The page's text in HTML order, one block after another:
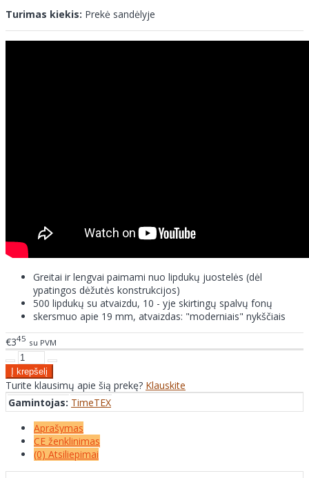
Turimas kiekis: Prekė sandėlyje
Greitai ir lengvai paimami nuo lipdukų juostelės (dėl
ypatingos dėžutės konstrukcijos)
500 lipdukų su atvaizdu, 10 - yje skirtingų spalvų fonų
skersmuo apie 19 mm, atvaizdas: "moderniais" nykščiais
€345 su PVM
Turite klausimų apie šią prekę? Klauskite
Gamintojas: TimeTEX
Aprašymas
CE ženklinimas
(0) Atsiliepimai